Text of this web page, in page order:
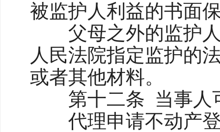
被监护人利益的书面
父母之外的监护人
人民法院指定监护的
或者其他材料。
第十二条 当事人可
代理申请不动产登